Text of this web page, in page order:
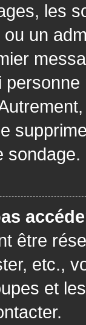
les
un
sondage.
être
etc.,
et